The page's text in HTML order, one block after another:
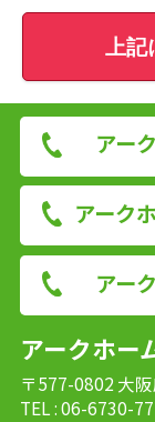
上記
アー
アーク
アー
アークホー
〒577-0802 大
TEL : 06-6730-